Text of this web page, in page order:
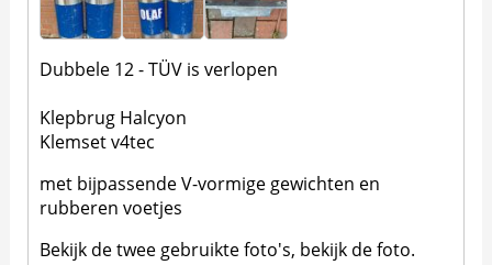
Dubbele 12 - TÜV is verlopen
Klepbrug Halcyon
Klemset v4tec
met bijpassende V-vormige gewichten en
rubberen voetjes
Bekijk de twee gebruikte foto's, bekijk de foto.